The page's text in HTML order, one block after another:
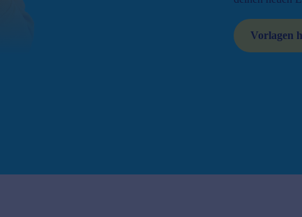
Vorlagen